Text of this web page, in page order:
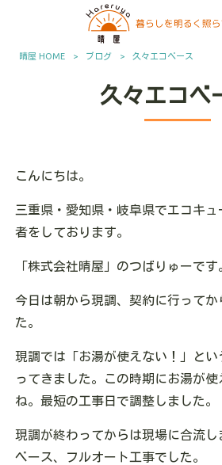
晴屋 HOME > ブログ > 久々エコベース
久々エコベ
こんにちは。
三重県・愛知県・岐阜県でエコキ
者をしております。
「株式会社晴屋」のつばりゅーです
今日は朝から現調、契約に行ってか
た。
現調では「お湯が使えない！」と
ってきました。この時期にお湯が
ね。最短の工事日で調整しました。
現調が終わってからは現場に合流し
ベース、フルオート工事でした。